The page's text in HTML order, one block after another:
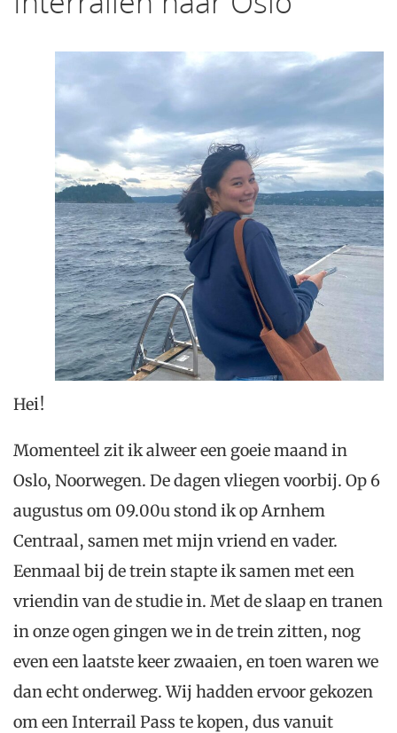
Hei!
Momenteel zit ik alweer een goeie maand in
Oslo, Noorwegen. De dagen vliegen voorbij. Op 6
augustus om 09.00u stond ik op Arnhem
Centraal, samen met mijn vriend en vader.
Eenmaal bij de trein stapte ik samen met een
vriendin van de studie in. Met de slaap en tranen
in onze ogen gingen we in de trein zitten, nog
even een laatste keer zwaaien, en toen waren we
dan echt onderweg. Wij hadden ervoor gekozen
om een Interrail Pass te kopen, dus vanuit